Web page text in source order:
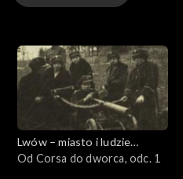
Lwów – miasto i ludzie
Niepodległej
Od Corsa do dworca, odc. 1